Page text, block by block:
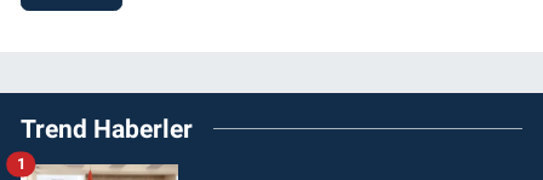
Trend Haberler
1